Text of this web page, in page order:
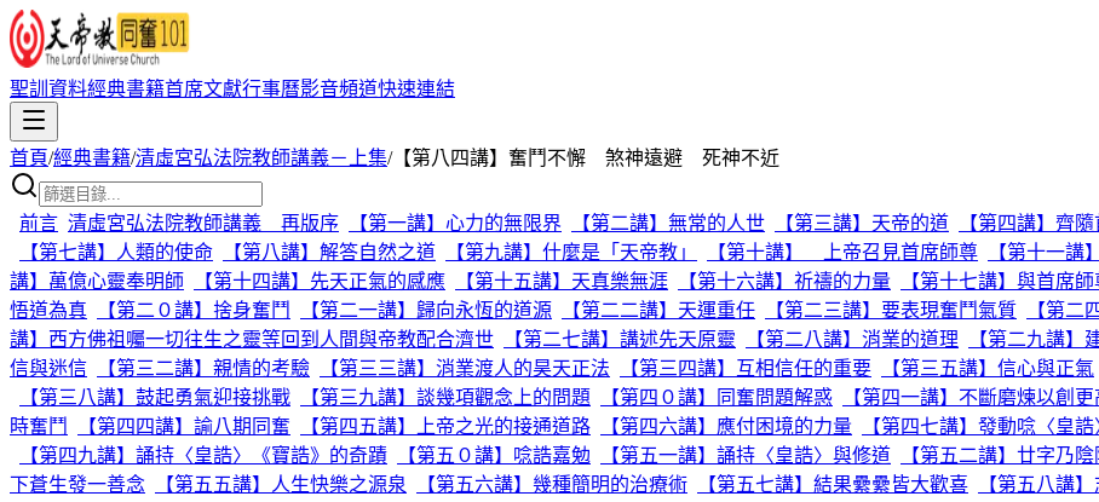
聖訓資料經典書籍首席文獻行事曆影音頻道快速連結
首頁/經典書籍/清虛宮弘法院教師講義－上集/【第八四講】奮鬥不懈 煞神遠避 死神不近
前言 清虛宮弘法院教師講義 再版序 【第一講】心力的無限界 【第二講】無常的人世 【第三講】天帝的道 【第四講】齊
【第七講】人類的使命
【第八講】解答自然之道 【第九講】什麼是「天帝教」 【第十講】 上帝召見首席師尊 【第十一講
講】萬億心靈奉明師
【第十四講】先天正氣的感應 【第十五講】天真樂無涯 【第十六講】祈禱的力量 【第十七講】與首席
悟道為真
【第二０講】捨身奮鬥 【第二一講】歸向永恆的道源 【第二二講】天運重任 【第二三講】要表現奮鬥氣質 【第二
講】西方佛祖囑一切往生之靈等回到人間與帝教配合濟世
【第二七講】講述先天原靈 【第二八講】消業的道理 【第二九講】
信與迷信
【第三二講】親情的考驗 【第三三講】消業渡人的昊天正法 【第三四講】互相信任的重要 【第三五講】信心與正氣
【第三八講】鼓起勇氣迎接挑戰
【第三九講】談幾項觀念上的問題 【第四０講】同奮問題解惑 【第四一講】不斷磨煉以創
時奮鬥
【第四四講】諭八期同奮 【第四五講】上帝之光的接通道路 【第四六講】應付困境的力量 【第四七講】發動唸〈皇
【第四九講】誦持〈皇誥〉《寶誥》的奇蹟
【第五０講】唸誥嘉勉 【第五一講】誦持〈皇誥〉與修道 【第五二講】廿字乃
下蒼生發一善念
【第五五講】人生快樂之源泉 【第五六講】幾種簡明的治療術 【第五七講】結果纍纍皆大歡喜 【第五八講